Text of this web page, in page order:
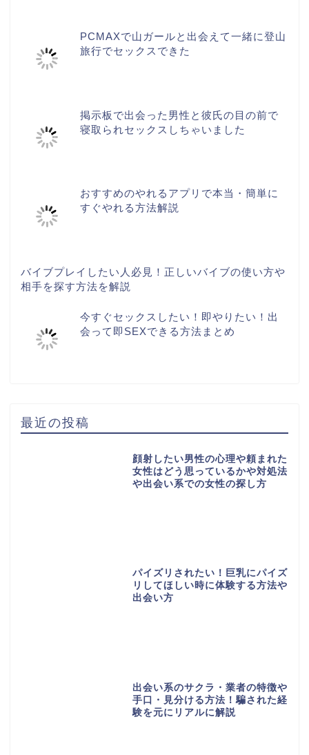
PCMAXで山ガールと出会えて一緒に登山
旅行でセックスできた
掲示板で出会った男性と彼氏の目の前で
寝取られセックスしちゃいました
おすすめのやれるアプリで本当・簡単に
すぐやれる方法解説
バイブプレイしたい人必見！正しいバイブの使い方や
相手を探す方法を解説
今すぐセックスしたい！即やりたい！出
会って即SEXできる方法まとめ
最近の投稿
顔射したい男性の心理や頼まれた
女性はどう思っているかや対処法
や出会い系での女性の探し方
パイズリされたい！巨乳にパイズ
リしてほしい時に体験する方法や
出会い方
出会い系のサクラ・業者の特徴や
手口・見分ける方法！騙された経
験を元にリアルに解説